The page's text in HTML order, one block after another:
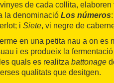
de cada collita, elaboren
la denominació Los números:
i Siete, vi negre de
en una petita nau a on es
i es produeix la
quals es realitza battonage
qualitats que desitgen.